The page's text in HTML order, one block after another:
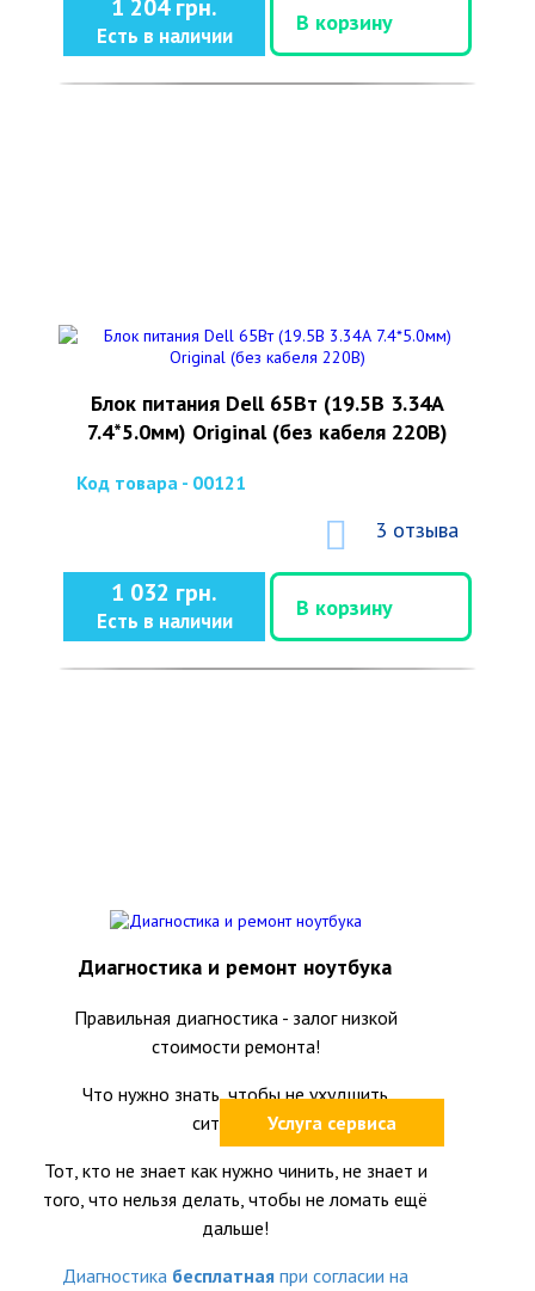
1 204 грн.
Есть в наличии
В корзину
Блок питания Dell 65Вт (19.5В 3.34А
7.4*5.0мм) Original (без кабеля 220В)
Код товара - 00121
3 отзыва
1 032 грн.
Есть в наличии
В корзину
Услуга сервиса
Диагностика и ремонт ноутбука
Правильная диагностика - залог низкой
стоимости ремонта!
Что нужно знать, чтобы не ухудшить
ситуацию?
Тот, кто не знает как нужно чинить, не знает и
того, что нельзя делать, чтобы не ломать ещё
дальше!
Диагностика бесплатнаяпри согласии на